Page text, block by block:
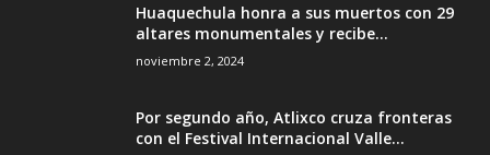
Huaquechula honra a sus muertos con 29
altares monumentales y recibe...
noviembre 2, 2024
Por segundo año, Atlixco cruza fronteras
con el Festival Internacional Valle...